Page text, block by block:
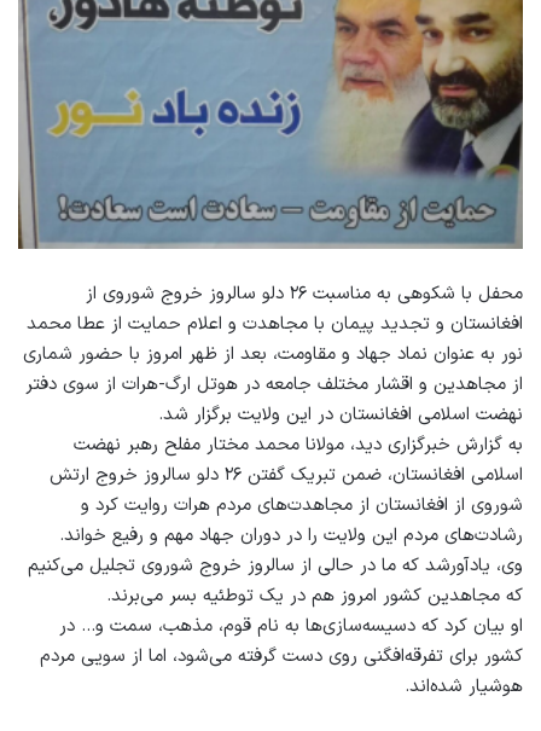
محفل با شکوهی به مناسبت ۲۶ دلو سالروز خروج شوروی از
افغانستان و تجدید پیمان با مجاهدت و اعلام حمایت از عطا محمد
نور به عنوان نماد جهاد و مقاومت، بعد از ظهر امروز با حضور شماری
از مجاهدین و اقشار مختلف جامعه در هوتل ارگ-هرات از سوی دفتر
نهضت اسلامی افغانستان در این ولایت برگزار شد.
به گزارش خبرگزاری دید، مولانا محمد مختار مفلح رهبر نهضت
اسلامی افغانستان، ضمن تبریک گفتن ۲۶ دلو سالروز خروج ارتش
شوروی از افغانستان از مجاهدت‌های مردم هرات روایت کرد و
رشادت‌های مردم این ولایت را در دوران جهاد مهم و رفیع خواند.
وی، یادآورشد که ما در حالی از سالروز خروج شوروی تجلیل می‌کنیم
که مجاهدین کشور امروز هم در یک توطئیه بسر می‌برند.
او بیان کرد که دسیسه‌سازی‌ها به نام قوم، مذهب، سمت و… در
کشور برای تفرقه‌افگنی روی دست گرفته می‌شود، اما از سویی مردم
هوشیار شده‌اند.